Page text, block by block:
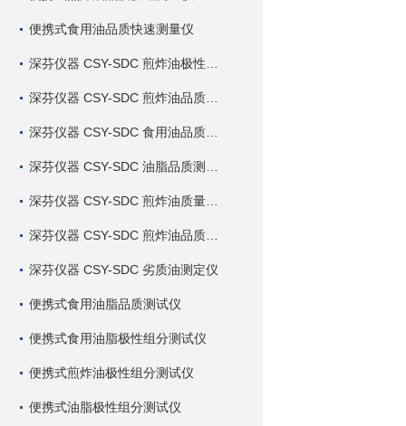
便携式食用油品质快速测量仪
深芬仪器 CSY-SDC 劣质油测定仪
便携式食用油脂品质测试仪
便携式食用油脂极性组分测试仪
便携式煎炸油极性组分测试仪
便携式油脂极性组分测试仪